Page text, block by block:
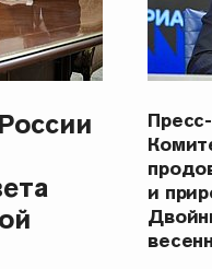
и